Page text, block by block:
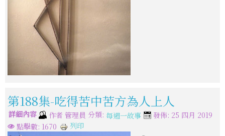
第188集-吃得苦中苦方為人上人
詳細內容 作者 管理員 分類: 每週一故事
發佈: 25 四月 2019
點擊數: 1670
列印